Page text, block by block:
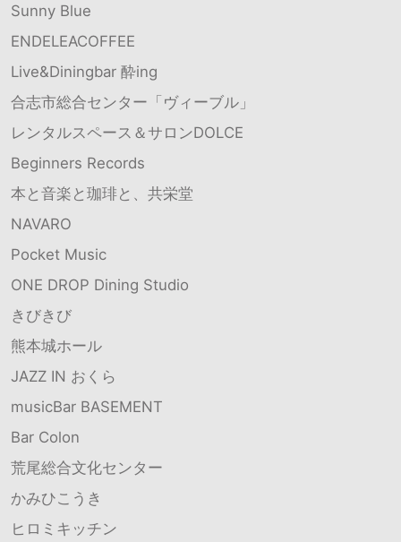
Sunny Blue
ENDELEACOFFEE
Live&Diningbar 酔ing
合志市総合センター「ヴィーブル」
レンタルスペース＆サロンDOLCE
Beginners Records
本と音楽と珈琲と、共栄堂
NAVARO
Pocket Music
ONE DROP Dining Studio
きびきび
熊本城ホール
JAZZ IN おくら
musicBar BASEMENT
Bar Colon
荒尾総合文化センター
かみひこうき
ヒロミキッチン